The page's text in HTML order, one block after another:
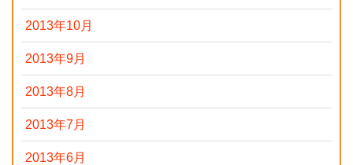
2013年10月
2013年9月
2013年8月
2013年7月
2013年6月